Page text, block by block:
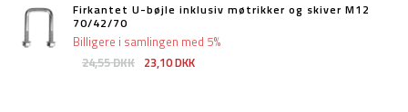
Firkantet U-bøjle inklusiv møtrikker og skiver M12
70/42/70
24,55 DKK 23,10 DKK
Billigere i samlingen med 5%